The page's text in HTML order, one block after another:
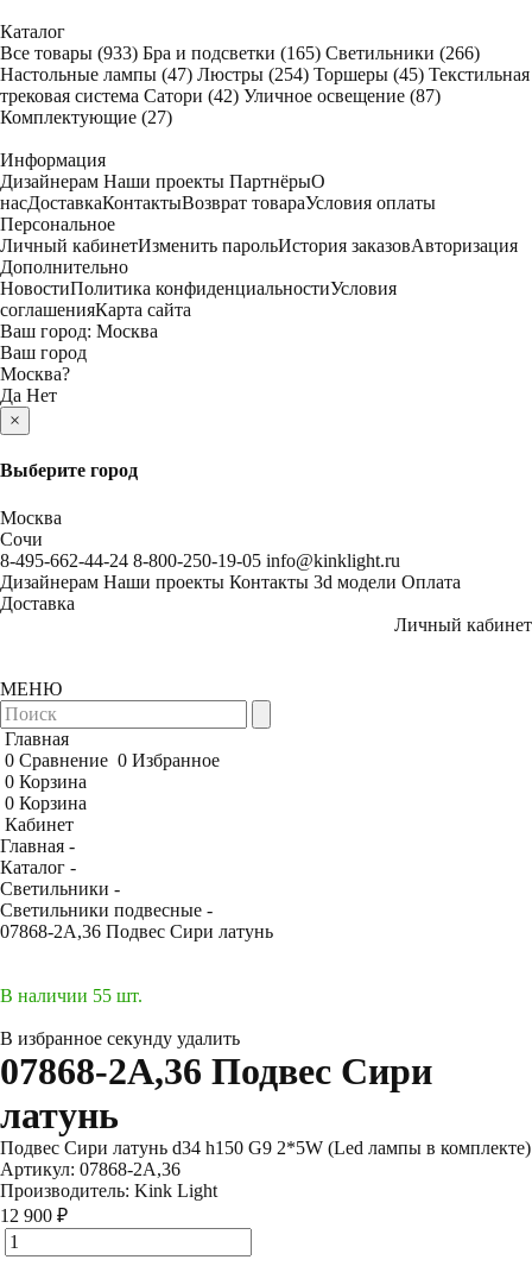
Каталог
Все товары (933) Бра и подсветки (165) Светильники (266)
Настольные лампы (47) Люстры (254) Торшеры (45) Текстильная
трековая система Сатори (42) Уличное освещение (87)
Комплектующие (27)
Информация
Дизайнерам Наши проекты ПартнёрыО
насДоставкаКонтактыВозврат товараУсловия оплаты
Персональное
Личный кабинетИзменить парольИстория заказовАвторизация
Дополнительно
НовостиПолитика конфиденциальностиУсловия
соглашенияКарта сайта
Ваш город: Москва
Ваш город
Москва?
Да Нет
×
Выберите город
Москва
Сочи
8-495-662-44-24 8-800-250-19-05 info@kinklight.ru
Дизайнерам Наши проекты Контакты 3d модели Оплата
Доставка
Личный кабинет
МЕНЮ
Главная
0 Сравнение 0 Избранное
0 Корзина
0 Корзина
Кабинет
Главная -
Каталог -
Светильники -
Светильники подвесные -
07868-2A,36 Подвес Сири латунь
В наличии 55 шт.
В избранное секунду удалить
07868-2A,36 Подвес Сири
латунь
Подвес Сири латунь d34 h150 G9 2*5W (Led лампы в комплекте)
Артикул: 07868-2A,36
Производитель: Kink Light
12 900 ₽